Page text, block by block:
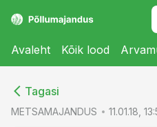
Avaleht Kõik lood
Tagasi
METSAMAJANDUS 11.01.18,